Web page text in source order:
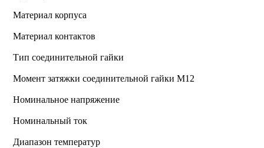
Материал корпуса
Материал контактов
Тип соединительной гайки
Момент затяжки соединительной гайки M12
Номинальное напряжение
Номинальный ток
Диапазон температур